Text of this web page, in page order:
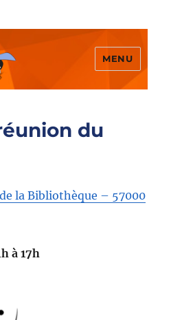
MENU
du
la Bibliothèque – 57000
à 17h